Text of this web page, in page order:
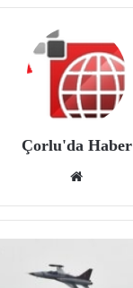
Çorlu'da Haber
site
si